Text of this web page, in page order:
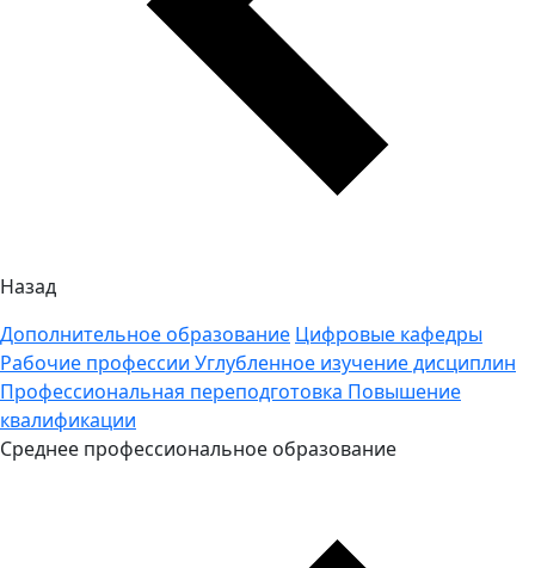
Назад
Дополнительное образование Цифровые кафедры
Рабочие профессии Углубленное изучение дисциплин
Профессиональная переподготовка Повышение
квалификации
Среднее профессиональное образование